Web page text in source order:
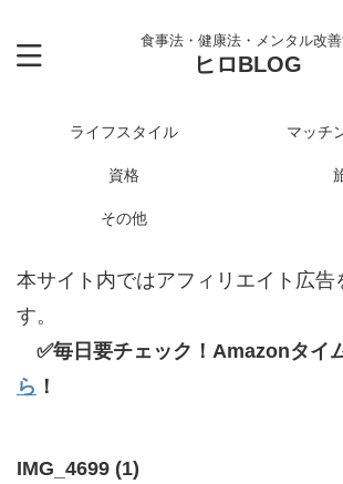
食事法・健康法・メンタル改
ヒロBLOG
ライフスタイル マッチ
資格
その他
本サイト内ではアフィリエイト広告
す。
✅毎日要チェック！Amazonタイ
ら ！
IMG_4699 (1)